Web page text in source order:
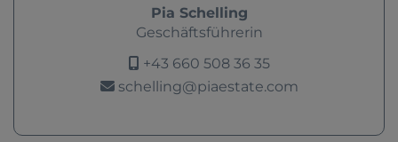
Pia Schelling
Geschäftsführerin
+43 660 508 36 35
schelling@piaestate.com